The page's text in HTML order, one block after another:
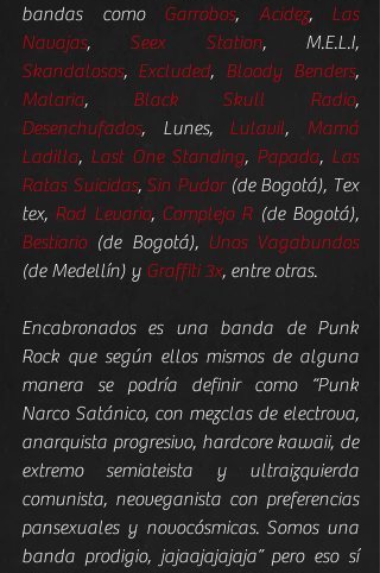
bandas como Garrobos, Acidez, Las
Navajas, Seex Station
Skandalosos, Excluded, Bloody Benders
Malaria, Black Skull Radio
Desenchufados, Lunes, Lulavil, Mamá
Ladilla, Last One Standing, Papada, Las
Ratas Suicidas, Sin Pudor (de Bogotá), Tex
tex, Rod Levario, Complejo R
Bestiario (de Bogotá), Unos Vagabundos
(de Medellín) y Graffiti 3x, entre otras.
Encabronados es una banda de Punk
Rock que según ellos mismos de alguna
manera se podría definir como “Punk
Narco Satánico, con mezclas de electrova,
anarquista progresivo, hardcore kawaii, de
extremo semiateista y ultraizquierda
comunista, neoveganista con preferencias
pansexuales y novocósmicas. Somos una
banda prodigio, jajaajajajaja” pero eso sí